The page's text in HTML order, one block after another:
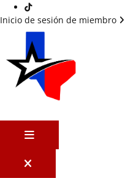
Tik Tok
Inicio de sesión de miembro
MENÚ